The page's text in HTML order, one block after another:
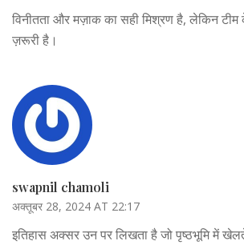
विनीतता और मज़ाक का सही मिश्रण है, लेकिन टीम
ज़रूरी है।
swapnil chamoli
अक्तूबर 28, 2024 AT 22:17
इतिहास अक्सर उन पर लिखता है जो पृष्ठभूमि में